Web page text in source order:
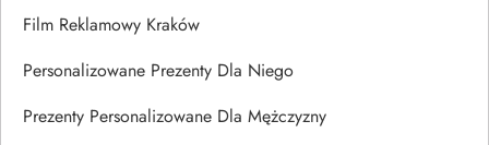
Film Reklamowy Kraków
Personalizowane Prezenty Dla Niego
Prezenty Personalizowane Dla Mężczyzny